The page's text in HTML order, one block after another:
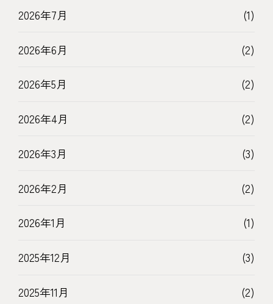
2026年7月 (1)
2026年6月 (2)
2026年5月 (2)
2026年4月 (2)
2026年3月 (3)
2026年2月 (2)
2026年1月 (1)
2025年12月 (3)
2025年11月 (2)